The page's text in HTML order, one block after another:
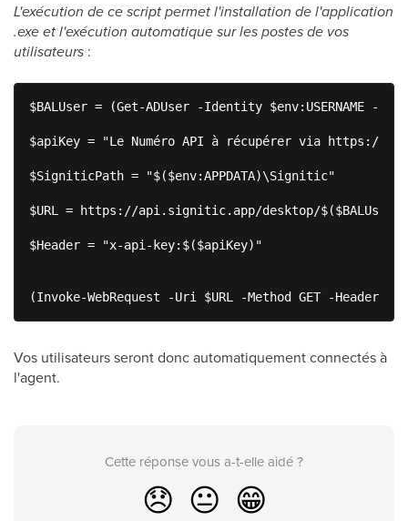
L'exécution de ce script permet l'installation de l'application
.exe et l'exécution automatique sur les postes de vos
utilisateurs :
$BALUser = (Get-ADUser -Identity $env:USERNAME -
$apiKey = "Le Numéro API à récupérer via https://
$SigniticPath = "$($env:APPDATA)\Signitic"
$URL = https://api.signitic.app/desktop/$($BALUser)
$Header = "x-api-key:$($apiKey)"
(Invoke-WebRequest -Uri $URL -Method GET -
Vos utilisateurs seront donc automatiquement connectés à
l'agent.
Cette réponse vous a-t-elle aidé ?
😞 😐 😁